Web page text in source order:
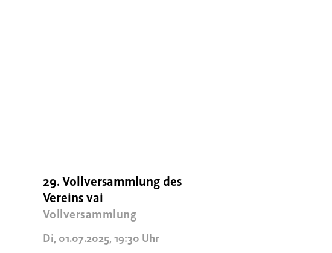
29. Vollversammlung des
Vereins vai
Vollversammlung
Di, 01.07.2025,19:30 Uhr